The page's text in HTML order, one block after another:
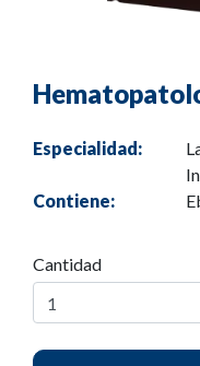
Especialidad:
Contiene:
Cantidad